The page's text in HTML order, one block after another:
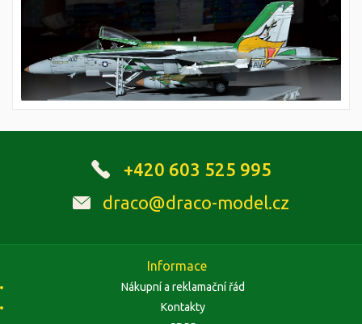
+420 603 525 995
draco@draco-model.cz
Informace
Nákupní a reklamační řád
Kontakty